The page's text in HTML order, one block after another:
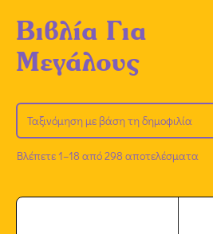
Βιβλία Για
Μεγάλους
Βλέπετε 1–18 από 298 αποτελέσματα